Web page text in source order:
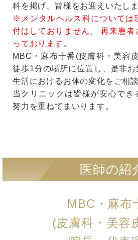
科を掲げ、皆様をお迎えいたしま
※メンタルヘルス科については
付はしておりません。 再来患者
っております。
MBC・麻布十番(皮膚科・美容
徒歩1分の場所に位置し、是非
生活におけるお体の変化をご相
当クリニックは皆様が安心でき
努力を重ねてまいります。
医師の紹
MBC・麻布
(皮膚科・美容